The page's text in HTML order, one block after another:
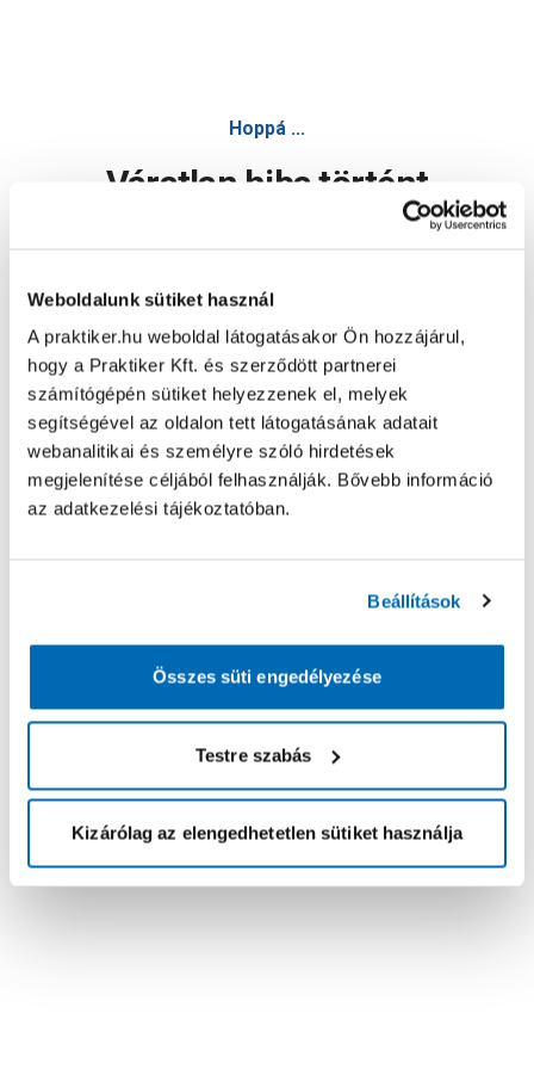
Weboldalunk sütiket használ
A praktiker.hu weboldal látogatásakor Ön hozzájárul,
hogy a Praktiker Kft. és szerződött partnerei
számítógépén sütiket helyezzenek el, melyek
segítségével az oldalon tett látogatásának adatait
webanalitikai és személyre szóló hirdetések
megjelenítése céljából felhasználják. Bővebb információ
az adatkezelési tájékoztatóban.
Beállítások
Összes süti engedélyezése
Testre szabás
Kizárólag az elengedhetetlen sütiket használja
Hoppá ...
Váratlan hiba történt
Oldal újratöltése